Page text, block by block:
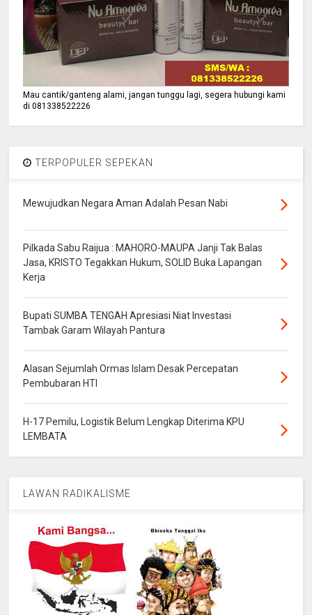
Mau cantik/ganteng alami, jangan tunggu lagi, segera hubungi kami
di 081338522226
TERPOPULER SEPEKAN
Mewujudkan Negara Aman Adalah Pesan Nabi
Pilkada Sabu Raijua : MAHORO-MAUPA Janji Tak Balas
Jasa, KRISTO Tegakkan Hukum, SOLID Buka Lapangan
Kerja
Bupati SUMBA TENGAH Apresiasi Niat Investasi
Tambak Garam Wilayah Pantura
Alasan Sejumlah Ormas Islam Desak Percepatan
Pembubaran HTI
H-17 Pemilu, Logistik Belum Lengkap Diterima KPU
LEMBATA
LAWAN RADIKALISME